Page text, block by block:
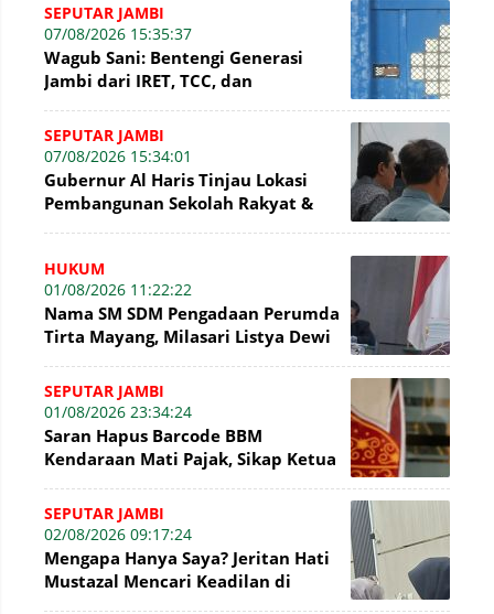
SEPUTAR JAMBI
07/08/2026 15:35:37
Wagub Sani: Bentengi Generasi
Jambi dari IRET, TCC, dan
SEPUTAR JAMBI
07/08/2026 15:34:01
Gubernur Al Haris Tinjau Lokasi
Pembangunan Sekolah Rakyat &
HUKUM
01/08/2026 11:22:22
Nama SM SDM Pengadaan Perumda
Tirta Mayang, Milasari Listya Dewi
SEPUTAR JAMBI
01/08/2026 23:34:24
Saran Hapus Barcode BBM
Kendaraan Mati Pajak, Sikap Ketua
Hukum
SEPUTAR JAMBI
02/08/2026 09:17:24
Mengapa Hanya Saya? Jeritan Hati
Mustazal Mencari Keadilan di